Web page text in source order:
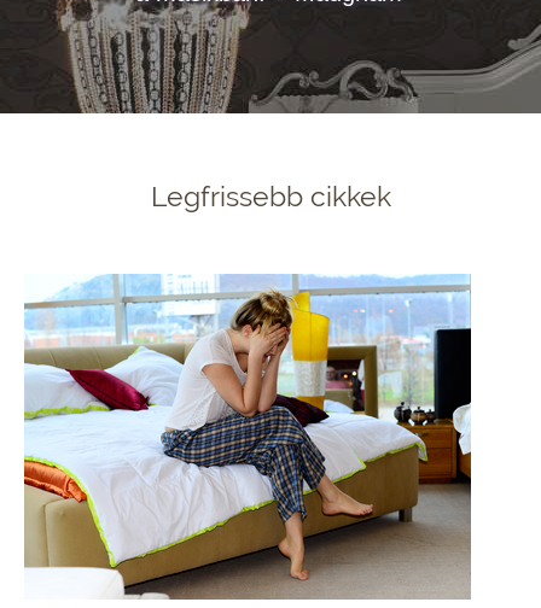
Legfrissebb cikkek